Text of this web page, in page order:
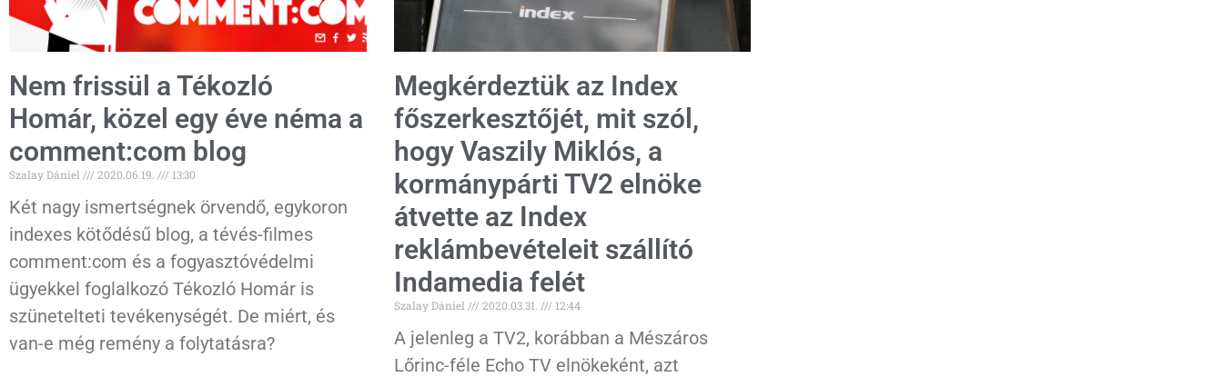
Nem frissül a Tékozló
Homár, közel egy éve néma a
comment:com blog
Szalay Dániel 2020.06.19. 13:30
Két nagy ismertségnek örvendő, egykoron
indexes kötődésű blog, a tévés-filmes
comment:com és a fogyasztóvédelmi
ügyekkel foglalkozó Tékozló Homár is
szünetelteti tevékenységét. De miért, és
van-e még remény a folytatásra?
Megkérdeztük az Index
főszerkesztőjét, mit szól,
hogy Vaszily Miklós, a
kormánypárti TV2 elnöke
átvette az Index
reklámbevételeit szállító
Indamedia felét
Szalay Dániel 2020.03.31. 12:44
A jelenleg a TV2, korábban a Mészáros
Lőrinc-féle Echo TV elnökeként, azt